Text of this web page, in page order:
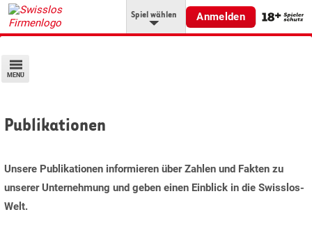
Spiel wählen Anmelden
MENÜ
Publikationen
Unsere Publikationen informieren über Zahlen und Fakten zu
unserer Unternehmung und geben einen Einblick in die Swisslos-
Welt.